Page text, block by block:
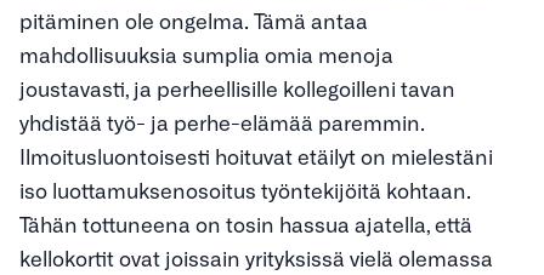
pitäminen ole ongelma. Tämä antaa
mahdollisuuksia sumplia omia menoja
joustavasti, ja perheellisille kollegoilleni tavan
yhdistää työ- ja perhe-elämää paremmin.
Ilmoitusluontoisesti hoituvat etäilyt on mielestäni
iso luottamuksenosoitus työntekijöitä kohtaan.
Tähän tottuneena on tosin hassua ajatella, että
kellokortit ovat joissain yrityksissä vielä olemassa